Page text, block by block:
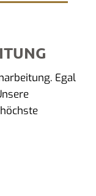
Egal